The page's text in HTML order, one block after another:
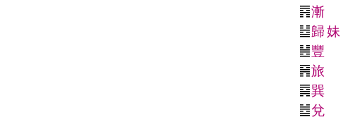
漸
歸妹
豐
旅
巽
兌